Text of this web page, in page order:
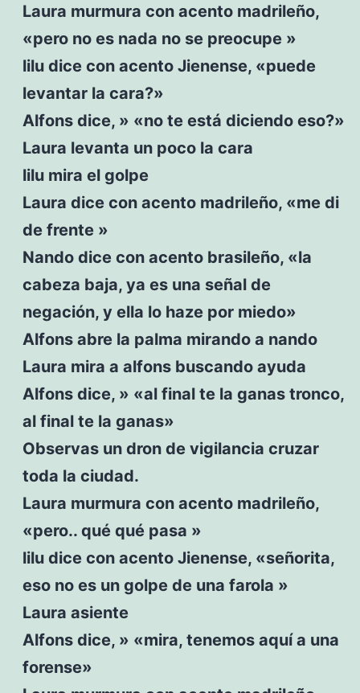
Laura murmura con acento madrileño,
«pero no es nada no se preocupe »
lilu dice con acento Jienense, «puede
levantar la cara?»
Alfons dice, » «no te está diciendo eso?»
Laura levanta un poco la cara
lilu mira el golpe
Laura dice con acento madrileño, «me di
de frente »
Nando dice con acento brasileño, «la
cabeza baja, ya es una señal de
negación, y ella lo haze por miedo»
Alfons abre la palma mirando a nando
Laura mira a alfons buscando ayuda
Alfons dice, » «al final te la ganas tronco,
al final te la ganas»
Observas un dron de vigilancia cruzar
toda la ciudad.
Laura murmura con acento madrileño,
«pero.. qué qué pasa »
lilu dice con acento Jienense, «señorita,
eso no es un golpe de una farola »
Laura asiente
Alfons dice, » «mira, tenemos aquí a una
forense»